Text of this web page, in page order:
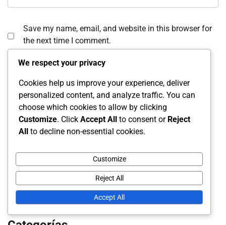
Save my name, email, and website in this browser for
the next time I comment.
Enlaces
We respect your privacy
Cookies help us improve your experience, deliver
personalized content, and analyze traffic. You can
choose which cookies to allow by clicking
Customize. Click Accept All to consent or Reject
All to decline non-essential cookies.
Customize
Reject All
Accept All